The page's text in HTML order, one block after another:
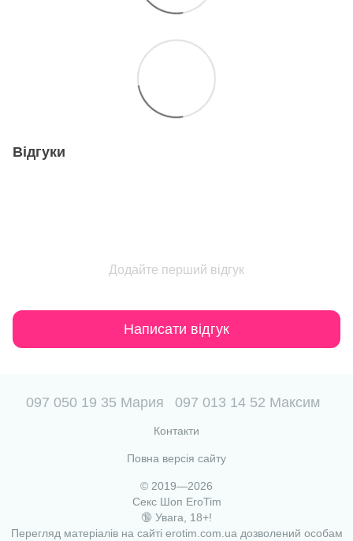
Відгуки
Додайте перший відгук
Написати відгук
097 050 19 35 Мария 097 013 14 52 Максим
Контакти
Повна версія сайту
© 2019—2026
Секс Шоп EroTim
🔞 Увага, 18+!
Перегляд матеріалів на сайті erotim.com.ua дозволений особам